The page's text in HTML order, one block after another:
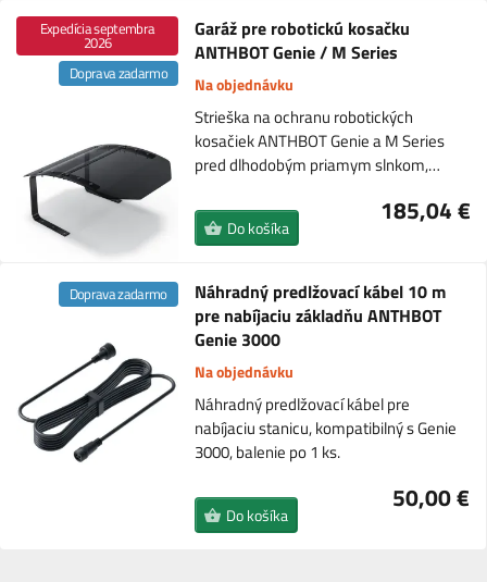
Garáž pre robotickú kosačku
ANTHBOT Genie / M Series
Expedícia septembra
2026
Doprava zadarmo
Na objednávku
Strieška na ochranu robotických
kosačiek ANTHBOT Genie a M Series
pred dlhodobým priamym slnkom,…
185,04 €
Do košíka
Náhradný predlžovací kábel 10 m
pre nabíjaciu základňu ANTHBOT
Genie 3000
Doprava zadarmo
Na objednávku
Náhradný predlžovací kábel pre
nabíjaciu stanicu, kompatibilný s Genie
3000, balenie po 1 ks.
50,00 €
Do košíka